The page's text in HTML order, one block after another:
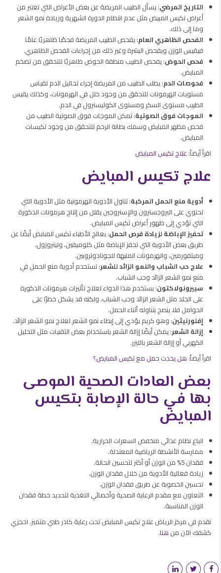
التاريخ المرضي: يسأل الطبيب المريضة عن بعض الأعراض التي تعتبر من
أعراض تكيس المبيض مثل عدم انتظام الدورة الشهرية وزيادة نمو الشعر
وما إلى ذلك.
الفحص الظاهري العام: يفحص الطبيب المريضة فحصًا ظاهريًا عامًا
فيقيس الوزن ويفحص البشرة وغير ذلك من إجراءات الفحص الظاهري.
فحص الحوض: يفحص الطبيب منطقة الحوض ظاهريًا للتحقق من تضخم
المبايض.
فحوصات الدم: يطلب الطبيب من المريضة إجراء تحاليل الدم لقياس
مستويات الهرمونات للتحقق من وجود خلل في الهرمونات، وكذلك يقيس
الطبيب مستوى السكر ومستوى الكوليسترول في الدم.
الموجات فوق الصوتية: تمكن الموجات فوق الصوتية الطبيب من
فحص مظهر المبايض وسمك بطانة الرحم للتحقق من وجود تكيسات
المبايض.
اقرأ أيضاً: علاج تكيس المبايض
علاج تكيس المبايض
أدوية منع الحمل المركبة: تناول الأدوية الهرمونية مثل الأدوية التي
تحتوي على البروجسترون والإستروجين يقلل من إنتاج هرمونات الذكورة
التي تؤدي إلى ظهور أعراض تكيس المبايض.
تحفيز الإباضة لزيادة فرص الحمل: يعالج الأطباء تكيس المبايض أيضًا عن
طريق بعض الأدوية التي تحفز الإباضة مثل كلوميفين، وليتروزول،
وميتفورمين، والهرمونات المنبهة للجونادوتروبين.
علاج حب الشباب والنمو الزائد للشعر: تستخدم أدوية منع الحمل في
منع نمو الشعر الزائد وحب الشباب.
سبيرونولاكتون: يستخدم هذا الدواء لعلاج تأثيرات هرمونات الذكورة
على الجلد مثل الشعر الزائد وحب الشباب، ولكنه قد يشكل خطرًا على
الحوامل فلا ينصح بتناوله أثناء الحمل.
إفلورنيثين: وهو كريم يؤدي إلى إبطاء نمو الشعر لعلاج نمو الشعر الزائد.
إزالة الشعر: يمكن أيضًا إزالة الشعر باستخدام بعض التقنيات مثل التحليل
الكهربي أو إزالة الشعر بالليزر.
اقرأ أيضاً: هل يحدث حمل مع تكيس المبايض؟
بعض العادات الصحية الموصى
بها في حالة الإصابة بتكيس
المبايض
اتباع نظام غذائي منخفض السعرات الحرارية.
ممارسة الأنشطة الرياضية المعتدلة.
فقدان 5% من الوزن أو أكثر لتحسين الحالة.
زيادة فعالية الأدوية من خلال فقدان الوزن.
تحسين الخصوبة عن طريق فقدان الوزن.
التعاون مع مقدم الرعاية الصحية وأخصائي التغذية لتحديد خطة فقدان
الوزن المناسبة.
نقدم في مركز الرياض علاج تكيس المبايض تحت رعاية كادر طبي متميز. احجزي
كشفك الآن من هنا.